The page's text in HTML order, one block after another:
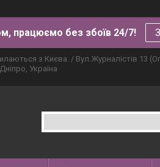
працюємо без збоїв 24/7!
з Києва. / Вул.Журналістів 13
Україна